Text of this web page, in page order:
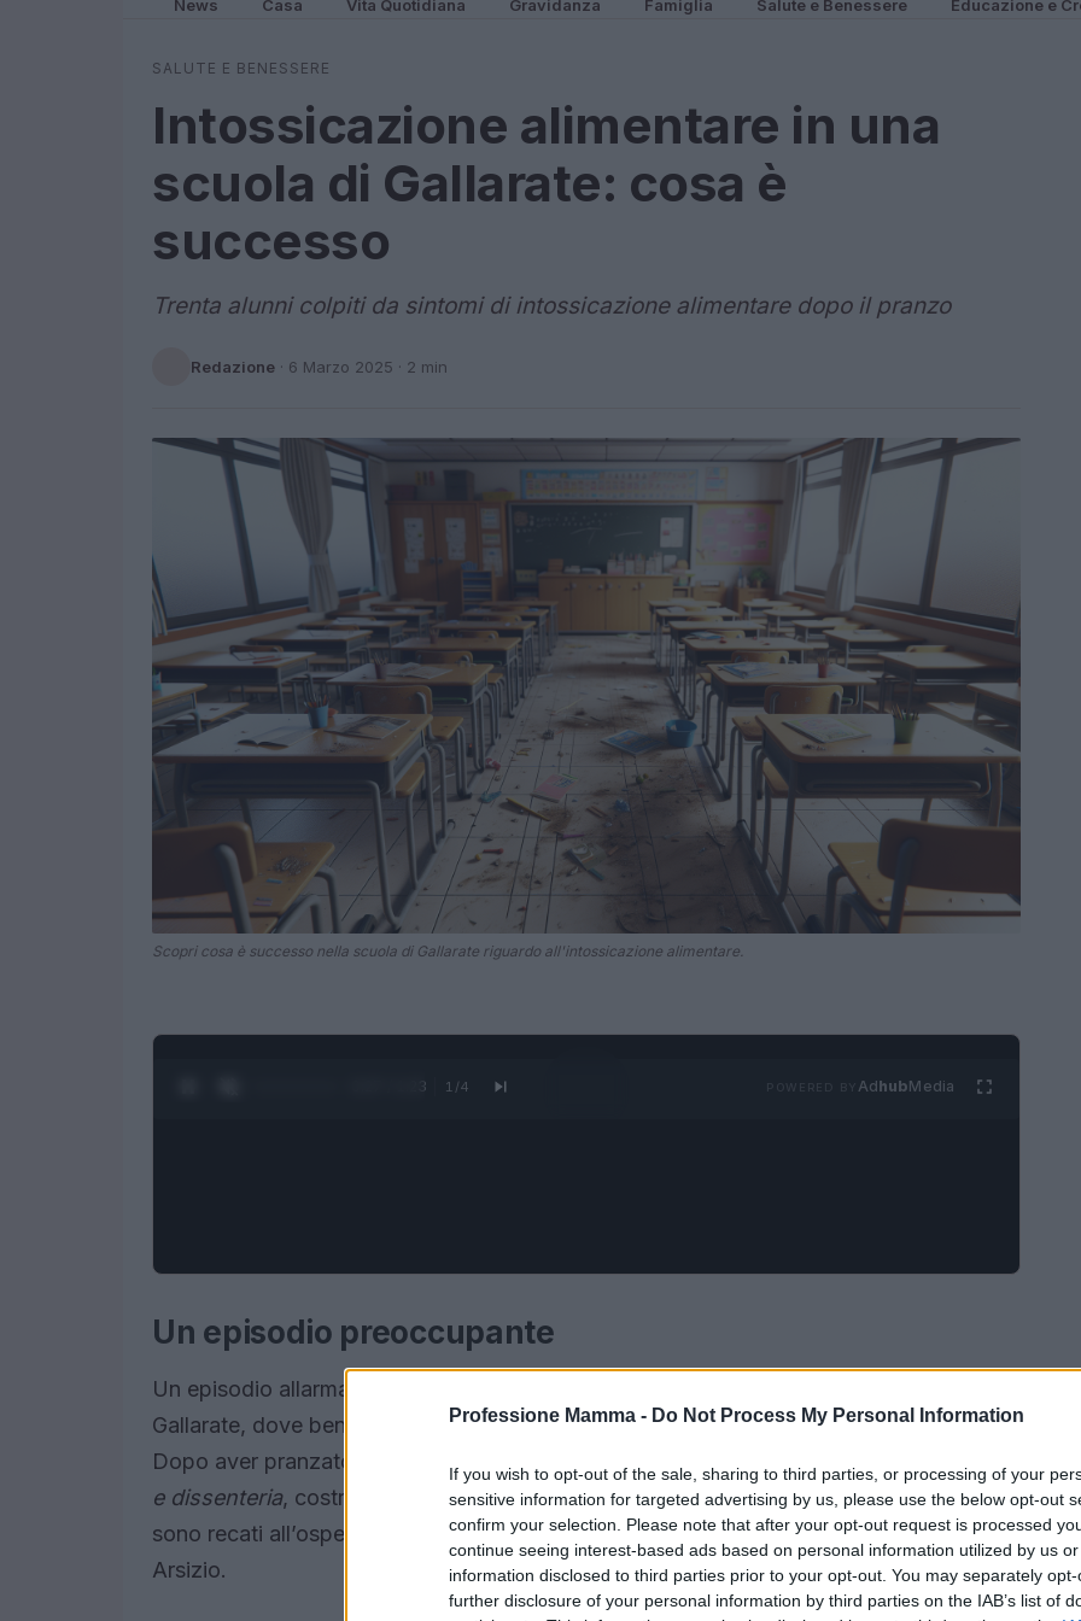
Professione Mamma - Do Not Process My Personal Information
If you wish to opt-out of the sale, sharing to third parties, or processing of your
sensitive information for targeted advertising by us, please use the below opt-out
confirm your selection. Please note that after your opt-out request is processed
continue seeing interest-based ads based on personal information utilized by us
information disclosed to third parties prior to your opt-out. You may separately
further disclosure of your personal information by third parties on the IAB’s list of
News Casa Vita Quotidiana Gravidanza Famiglia Salute e Benessere Educazione e
SALUTE E BENESSERE
Intossicazione alimentare in una
scuola di Gallarate: cosa è
successo
Trenta alunni colpiti da sintomi di intossicazione alimentare dopo il pranzo
Redazione · 6 Marzo 2025 · 2 min
Scopri cosa è successo nella scuola di Gallarate riguardo all'intossicazione alimentare.
0:28 / 1:23 1 /4 AdhubMedia
Un episodio preoccupante
Un episodio allarmante ha colpito la scuola primaria Manzoni-Madonna in Campagna a
Gallarate, dove ben
hanno manifestato sintomi di intossicazione alimentare.
Dopo aver pranzato in mensa, i bambini hanno iniziato a lamentarsi di
nausea, vomito
e dissenteria, costringendo i genitori a portarli al pronto soccorso. Dodici di loro si
sono recati all’ospedale di Gallarate, mentre diciannove hanno scelto quello di Busto
Arsizio.